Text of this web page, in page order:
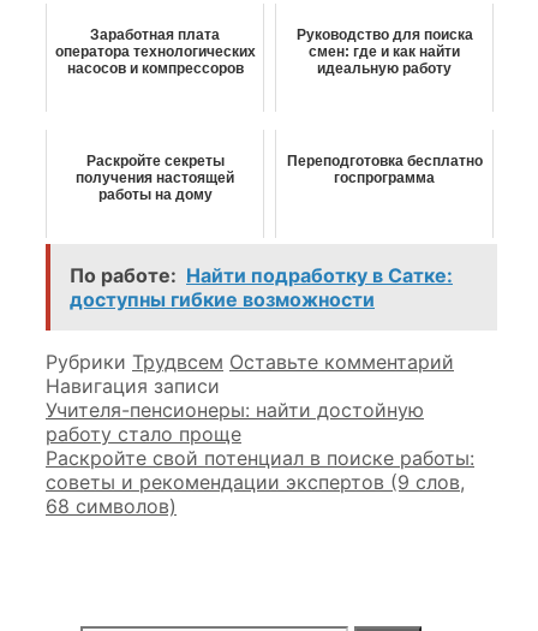
Заработная плата
оператора технологических
насосов и компрессоров
Руководство для поиска
смен: где и как найти
идеальную работу
Раскройте секреты
получения настоящей
работы на дому
Переподготовка бесплатно
госпрограмма
По работе: Найти подработку в Сатке:
доступны гибкие возможности
Рубрики Трудвсем Оставьте комментарий
Навигация записи
Учителя-пенсионеры: найти достойную
работу стало проще
Раскройте свой потенциал в поиске работы:
советы и рекомендации экспертов (9 слов,
68 символов)